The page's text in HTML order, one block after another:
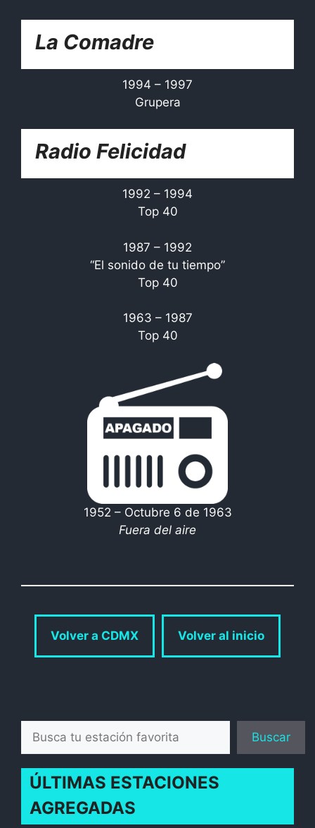
La Comadre
1994 – 1997
Grupera
Radio Felicidad
1992 – 1994
Top 40
1987 – 1992
“El sonido de tu tiempo”
Top 40
1963 – 1987
Top 40
1952 – Octubre 6 de 1963
Fuera del aire
Volver a CDMX Volver al inicio
Buscar
Buscar
ÚLTIMAS ESTACIONES
AGREGADAS